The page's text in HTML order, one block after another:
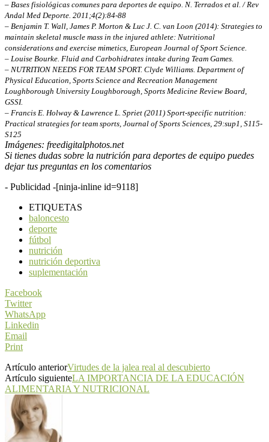
– Bases fisiológicas comunes para deportes de equipo. N. Terrados et al. / Rev
Andal Med Deporte. 2011;4(2):84-88
– Benjamin T. Wall, James P. Morton & Luc J. C. van Loon (2014): Strategies to
maintain skeletal muscle mass in the injured athlete: Nutritional
considerations and exercise mimetics, European Journal of Sport Science.
– Louise Bourke. Fluid and Carbohidrates intake during Team Games.
– NUTRITION NEEDS FOR TEAM SPORT. Clyde Williams. Department of
Physical Education, Sports Science and Recreation Management
Loughborough University Loughborough, Sports Medicine Review Board,
GSSI.
– Francis E. Holway & Lawrence L. Spriet (2011) Sport-specific nutrition:
Practical strategies for team sports, Journal of Sports Sciences, 29:sup1, S115-
S125
Imágenes: freedigitalphotos.net
Si tienes dudas sobre la nutrición para deportes de equipo puedes
dejar tus preguntas en los comentarios
- Publicidad -[ninja-inline id=9118]
ETIQUETAS
baloncesto
deporte
fútbol
nutrición
nutrición deportiva
suplementación
Facebook
Twitter
WhatsApp
Linkedin
Email
Print
Artículo anteriorVirtudes de la jalea real al descubierto
Artículo siguienteLA IMPORTANCIA DE LA EDUCACIÓN
ALIMENTARIA Y NUTRICIONAL